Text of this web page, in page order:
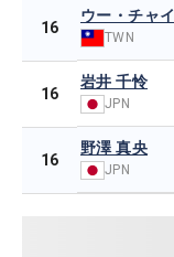
16
ウー・チャ
TWN
16
岩井 千怜
JPN
16
野澤 真央
JPN